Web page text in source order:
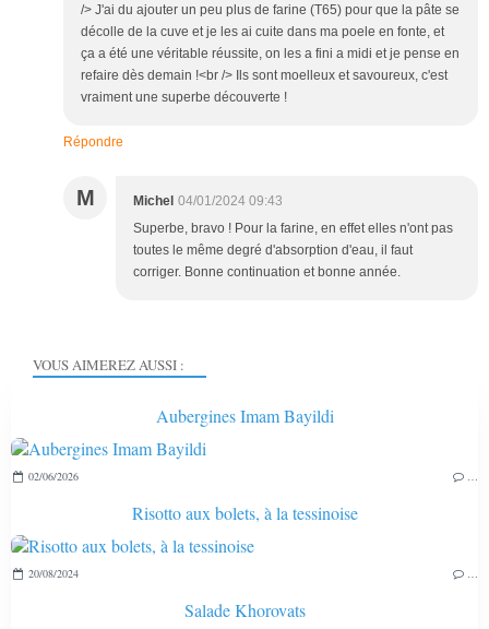
/> J'ai du ajouter un peu plus de farine (T65) pour que la pâte se
décolle de la cuve et je les ai cuite dans ma poele en fonte, et
ça a été une véritable réussite, on les a fini a midi et je pense en
refaire dès demain !<br /> Ils sont moelleux et savoureux, c'est
vraiment une superbe découverte !
Répondre
M Michel 04/01/2024 09:43
Superbe, bravo ! Pour la farine, en effet elles n'ont pas
toutes le même degré d'absorption d'eau, il faut
corriger. Bonne continuation et bonne année.
VOUS AIMEREZ AUSSI :
Aubergines Imam Bayildi
02/06/2026
Risotto aux bolets, à la tessinoise
20/08/2024
Salade Khorovats